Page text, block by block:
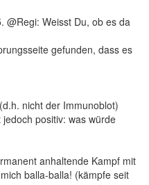
@Regi: Weisst Du, ob es da
gefunden, dass es
nicht der Immunoblot)
positiv: was würde
anhaltende Kampf mit
balla-balla! (kämpfe seit